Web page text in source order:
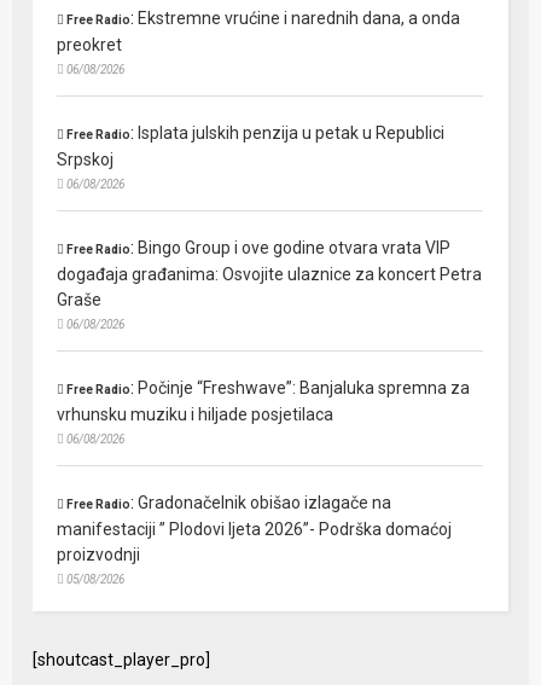
Free Radio: Ekstremne vrućine i narednih dana, a onda
preokret
06/08/2026
Free Radio: Isplata julskih penzija u petak u Republici
Srpskoj
06/08/2026
Free Radio: Bingo Group i ove godine otvara vrata VIP
događaja građanima: Osvojite ulaznice za koncert Petra
Graše
06/08/2026
Free Radio: Počinje “Freshwave”: Banjaluka spremna za
vrhunsku muziku i hiljade posjetilaca
06/08/2026
Free Radio:Gradonačelnik obišao izlagače na
manifestaciji ” Plodovi ljeta 2026”- Podrška domaćoj
proizvodnji
05/08/2026
[shoutcast_player_pro]